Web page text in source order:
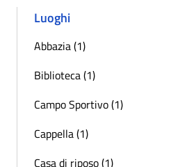
Luoghi
Abbazia (1)
Biblioteca (1)
Campo Sportivo (1)
Cappella (1)
Casa di riposo (1)